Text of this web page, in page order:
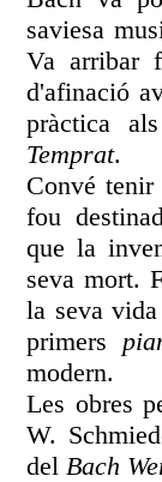
saviesa
Va arribar
d'afinació
pràctica
Temprat.
Convé tenir
fou
que la
seva mort.
la seva
primers
modern.
Les obres
W.
del Bach